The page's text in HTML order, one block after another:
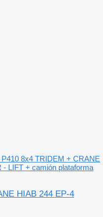
P410 8x4 TRIDEM + CRANE
LIFT + camión plataforma
HIAB 244 EP-4